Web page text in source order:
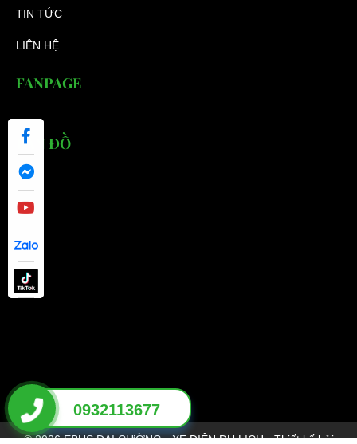
TIN TỨC
LIÊN HỆ
FANPAGE
BẢN ĐỒ
© 2026 EBUS ĐẠI CƯỜNG - XE ĐIỆN DU LỊCH - Thiết kế bởi
0932113677